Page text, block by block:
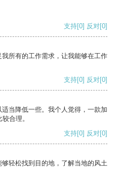
支持[0] 反对[0]
所有的工作需求，让我能够在工作
支持[0] 反对[0]
当降低一些。我个人觉得，一款加
合理。
支持[0] 反对[0]
轻松找到目的地，了解当地的风土